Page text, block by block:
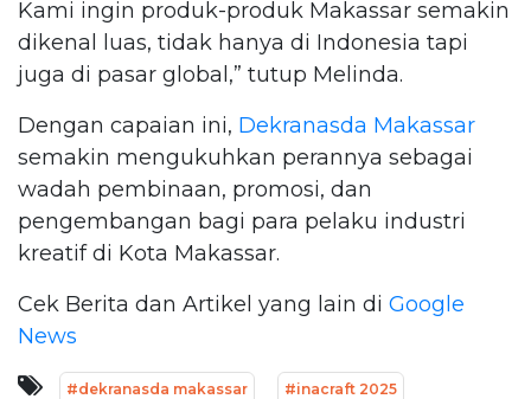
Kami ingin produk-produk Makassar semakin
dikenal luas, tidak hanya di Indonesia tapi
juga di pasar global,” tutup Melinda.
Dengan capaian ini, Dekranasda Makassar
semakin mengukuhkan perannya sebagai
wadah pembinaan, promosi, dan
pengembangan bagi para pelaku industri
kreatif di Kota Makassar.
Cek Berita dan Artikel yang lain di Google
News
#dekranasda makassar #inacraft 2025